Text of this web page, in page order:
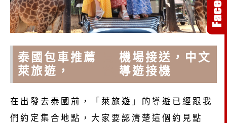
泰國包車推薦
萊旅遊，
機場接送，中文
導遊接機
在出發去泰國前，「萊旅遊」的導遊已經跟我
們約定集合地點，大家要認清楚這個約見點